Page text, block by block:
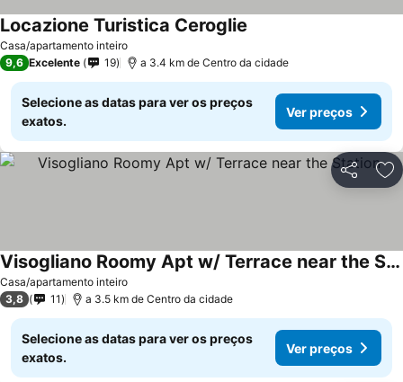
Casa/apartamento inteiro
Locazione Turistica Ceroglie
9,6 Excelente 19 a 3.4 km de Centro da cidade
Selecione as datas para ver os preços
exatos.
Ver preços
Partilhar
Casa/apartamento inteiro
Visogliano Roomy Apt w/ Terrace near the Station
Ver preços
3,8 11 a 3.5 km de Centro da cidade
Selecione as datas para ver os preços
exatos.
Ver preços